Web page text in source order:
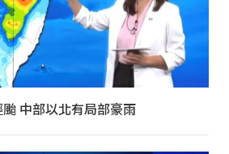
中部以北有局部豪雨